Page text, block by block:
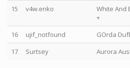
15
v4w.enko
White And
+
16
ujif_notfound
GOrda
17
Surtsey Aurora